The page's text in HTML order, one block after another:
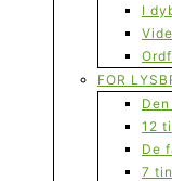
I
FOR
12
De
7